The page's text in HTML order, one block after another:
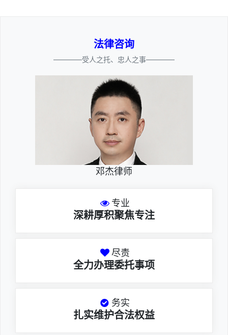
法律咨询
————受人之托、忠人之事————
邓杰律师
专业
深耕厚积聚焦专注
尽责
全力办理委托事项
务实
扎实维护合法权益